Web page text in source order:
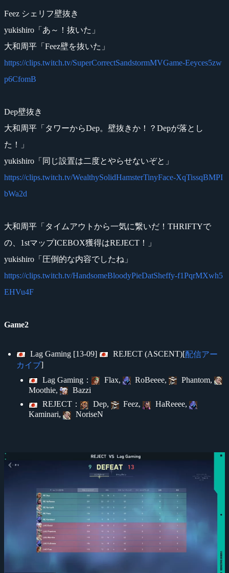
Feez シェリフ壁抜き
yukishiro「あ～！抜いた」
大和周平「Feez壁を抜いた」
https://clips.twitch.tv/SuperCorrectSandstormMVGame-Eeyces5zw
p6CfomB
Dep壁抜き
大和周平「タワーからDep。壁抜きか！？Depが落とし
た！」
yukishiro「同じ設置は二度とやらせないぞと」
https://clips.twitch.tv/WealthySolidHamsterTinyFace-XqTissqBMPI
bWa2d
大和周平「タイムアウトから一気に繋いだ！THRIFTYで
の、1stマップICEBOX獲得はREJECT！」
yukishiro「圧倒的な内容でしたね」
https://clips.twitch.tv/HandsomeBloodyPieDatSheffy-f1PqrMXwh5
EHVu4F
Game2
Lag Gaming [13-09] REJECT (ASCENT)[配信アー
カイブ]
Lag Gaming：
Flax, RoBeeee,
Phantom,
Moothie,
Bazzi
REJECT：
Dep, Feez,
HaReeee,
Kaminari,
NoriseN